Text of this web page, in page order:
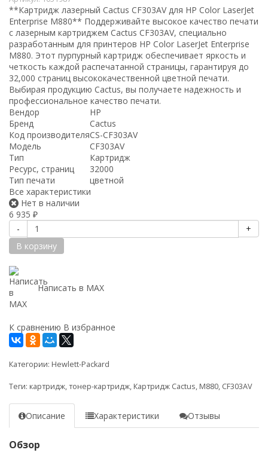
**Картридж лазерный Cactus CF303AV для HP Color LaserJet
Enterprise M880** Поддерживайте высокое качество печати
с лазерным картриджем Cactus CF303AV, специально
разработанным для принтеров HP Color LaserJet Enterprise
M880. Этот пурпурный картридж обеспечивает яркость и
четкость каждой распечатанной страницы, гарантируя до
32,000 страниц высококачественной цветной печати.
Выбирая продукцию Cactus, вы получаете надежность и
профессиональное качество печати.
Вендор
HP
Бренд
Cactus
Код производителяCS-CF303AV
Модель
CF303AV
Тип
Картридж
Ресурс, страниц
32000
Тип печати
цветной
Все характеристики
Нет в наличии
6 935 ₽
-
+
В корзину
Написать в MAX
К сравнению В избранное
Категории: Hewlett-Packard
Теги: картридж,тонер-картридж, Картридж Cactus, M880, CF303AV
Описание Характеристики Отзывы
Обзор